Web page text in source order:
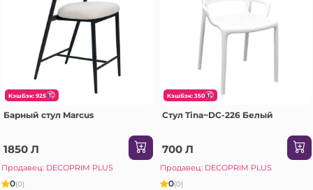
КэшБэк: 925
Барный стул Marcus
1850 Л
Продавец: DECOPRIM PLUS
0(0)
КэшБэк: 350
Стул Tina~DC-226 Белый
700 Л
Продавец: DECOPRIM PLUS
0(0)